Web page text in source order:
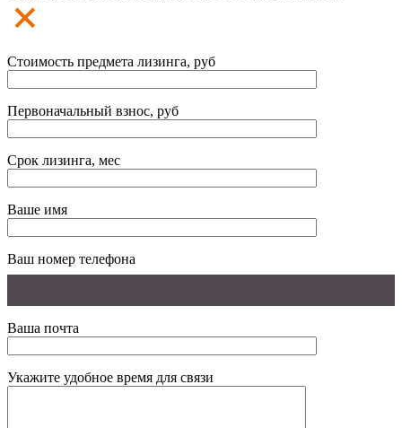
Стоимость предмета лизинга, руб
Первоначальный взнос, руб
Срок лизинга, мес
Ваше имя
Ваш номер телефона
Ваша почта
Укажите удобное время для связи